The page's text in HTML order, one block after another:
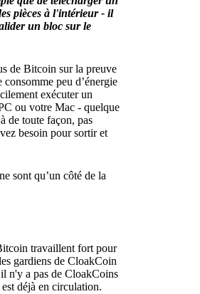
pièces à l'intérieur - il
un bloc sur le
de Bitcoin sur la preuve
peu d’énergie
exécuter un
ou votre Mac - quelque
de toute façon, pas
besoin pour sortir et
sont qu’un côté de la
travaillent fort pour
gardiens de CloakCoin
n'y a pas de CloakCoins
déjà en circulation.